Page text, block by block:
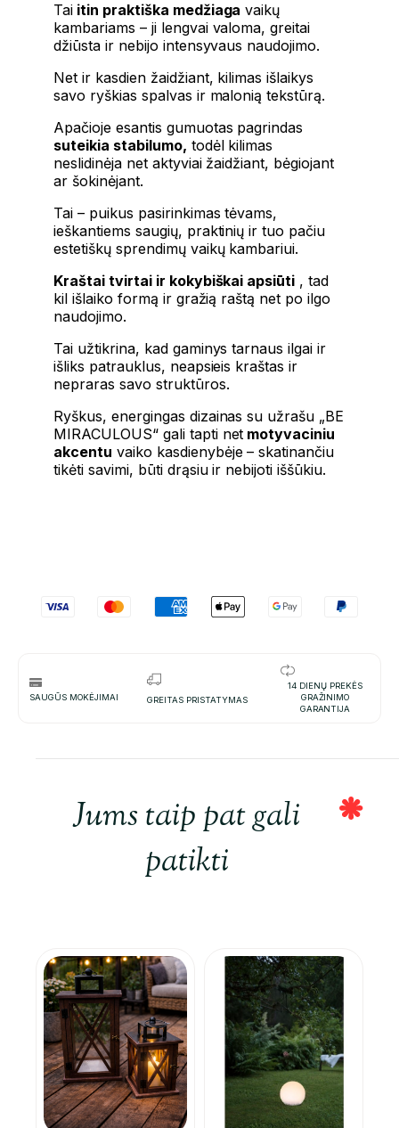
Taiitin praktiška medžiaga vaikų
kambariams – ji lengvai valoma, greitai
džiūsta ir nebijo intensyvaus naudojimo.
Net ir kasdien žaidžiant, kilimas išlaikys
savo ryškias spalvas ir malonią tekstūrą.
Apačioje esantis gumuotas pagrindas
suteikia stabilumo, todėl kilimas
neslidinėja net aktyviai žaidžiant, bėgiojant
ar šokinėjant.
Tai – puikus pasirinkimas tėvams,
ieškantiems saugių, praktinių ir tuo pačiu
estetiškų sprendimų vaikų kambariui.
Kraštai tvirtai ir kokybiškai apsiūti , tad
kil išlaiko formą ir gražią raštą net po ilgo
naudojimo.
Tai užtikrina, kad gaminys tarnaus ilgai ir
išliks patrauklus, neapsieis kraštas ir
nepraras savo struktūros.
Ryškus, energingas dizainas su užrašu „BE
MIRACULOUS“ gali tapti net motyvaciniu
akcentu vaiko kasdienybėje – skatinančiu
tikėti savimi, būti drąsiu ir nebijoti iššūkiu.
SAUGŪS MOKĖJIMAI GREITAS PRISTATYMAS
14 DIENŲ PREKĖS
GRAŽINIMO
GARANTIJA
Jums taip pat gali
patikti